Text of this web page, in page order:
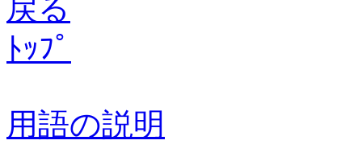
戻る
ﾄｯﾌﾟ
用語の説明